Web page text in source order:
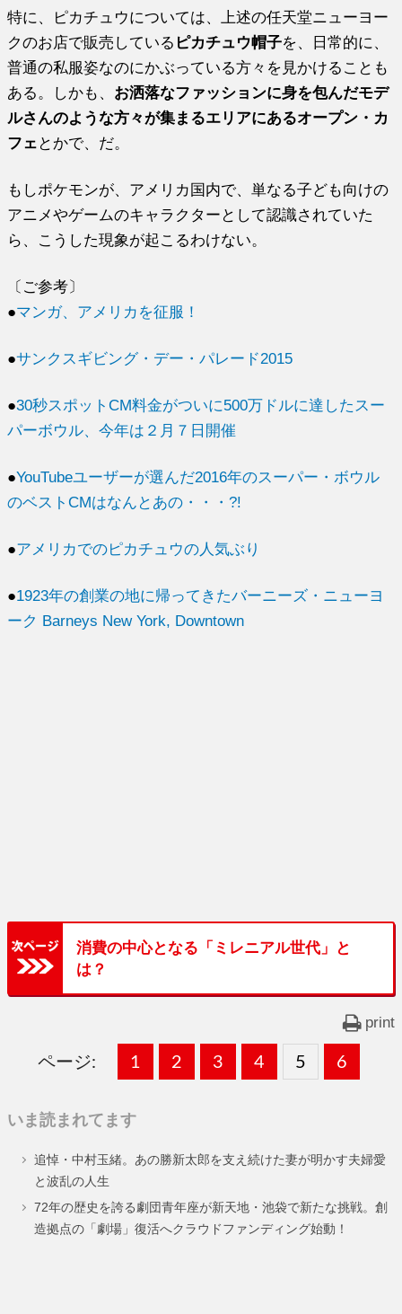
特に、ピカチュウについては、上述の任天堂ニューヨー
クのお店で販売している ピカチュウ帽子を、日常的に、
普通の私服姿なのにかぶっている方々を見かけることも
ある。しかも、 お洒落なファッションに身を包んだモデ
ルさんのような方々が集まるエリアにあるオープン・カ
フェ とかで、だ。
もしポケモンが、アメリカ国内で、単なる子ども向けの
アニメやゲームのキャラクターとして認識されていた
ら、こうした現象が起こるわけない。
〔ご参考〕
●マンガ、アメリカを征服！
●サンクスギビング・デー・パレード2015
●30秒スポットCM料金がついに500万ドルに達したスー
パーボウル、今年は２月７日開催
●YouTubeユーザーが選んだ2016年のスーパー・ボウル
のベストCMはなんとあの・・・?!
●アメリカでのピカチュウの人気ぶり
●1923年の創業の地に帰ってきたバーニーズ・ニューヨ
ーク Barneys New York, Downtown
消費の中心となる「ミレニアル世代」と
は？
print
ページ:
固
ー
ジ
1 ,
固
ー
ジ
2 ,
固
ー
ジ
3 ,
固
ー
ジ
4 ,
固
ー
ジ
5 ,
固
ー
ジ
6
いま読まれてます
追悼・中村玉緒。あの勝新太郎を支え続けた妻が明かす夫婦愛
と波乱の人生
72年の歴史を誇る劇団青年座が新天地・池袋で新たな挑戦。創
造拠点の「劇場」復活へクラウドファンディング始動！